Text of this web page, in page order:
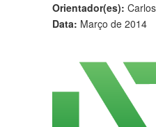
Orientador(es):
Data: Março de 2014